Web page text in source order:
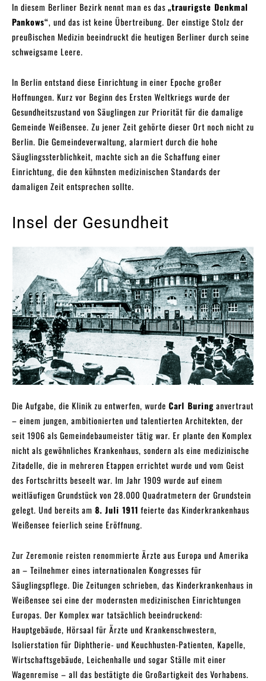
In diesem Berliner Bezirk nennt man es das „traurigste Denkmal
Pankows“, und das ist keine Übertreibung. Der einstige Stolz der
preußischen Medizin beeindruckt die heutigen Berliner durch seine
schweigsame Leere.
In Berlin entstand diese Einrichtung in einer Epoche großer
Hoffnungen. Kurz vor Beginn des Ersten Weltkriegs wurde der
Gesundheitszustand von Säuglingen zur Priorität für die damalige
Gemeinde Weißensee. Zu jener Zeit gehörte dieser Ort noch nicht zu
Berlin. Die Gemeindeverwaltung, alarmiert durch die hohe
Säuglingssterblichkeit, machte sich an die Schaffung einer
Einrichtung, die den kühnsten medizinischen Standards der
damaligen Zeit entsprechen sollte.
Insel der Gesundheit
Die Aufgabe, die Klinik zu entwerfen, wurde Carl Buring anvertraut
– einem jungen, ambitionierten und talentierten Architekten, der
seit 1906 als Gemeindebaumeister tätig war. Er plante den Komplex
nicht als gewöhnliches Krankenhaus, sondern als eine medizinische
Zitadelle, die in mehreren Etappen errichtet wurde und vom Geist
des Fortschritts beseelt war. Im Jahr 1909 wurde auf einem
weitläufigen Grundstück von 28.000 Quadratmetern der Grundstein
gelegt. Und bereits am 8. Juli 1911 feierte das Kinderkrankenhaus
Weißensee feierlich seine Eröffnung.
Zur Zeremonie reisten renommierte Ärzte aus Europa und Amerika
an – Teilnehmer eines internationalen Kongresses für
Säuglingspflege. Die Zeitungen schrieben, das Kinderkrankenhaus in
Weißensee sei eine der modernsten medizinischen Einrichtungen
Europas. Der Komplex war tatsächlich beeindruckend:
Hauptgebäude, Hörsaal für Ärzte und Krankenschwestern,
Isolierstation für Diphtherie- und Keuchhusten-Patienten, Kapelle,
Wirtschaftsgebäude, Leichenhalle und sogar Ställe mit einer
Wagenremise – all das bestätigte die Großartigkeit des Vorhabens.